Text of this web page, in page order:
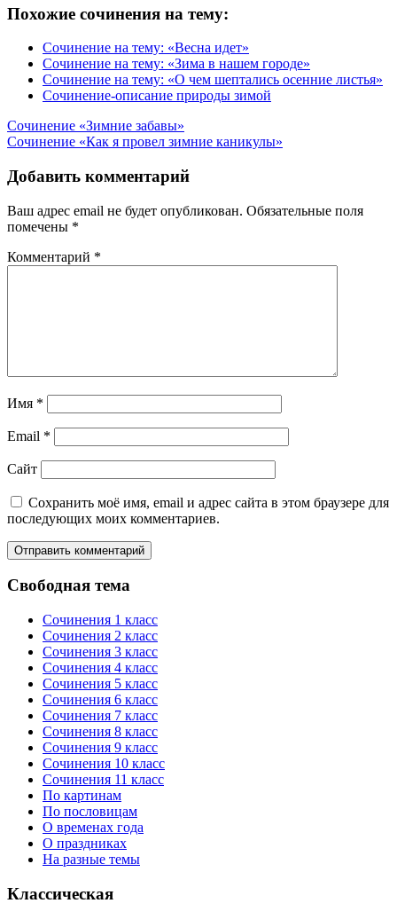
Похожие сочинения на тему:
Сочинение на тему: «Весна идет»
Сочинение на тему: «Зима в нашем городе»
Сочинение на тему: «О чем шептались осенние листья»
Сочинение-описание природы зимой
Навигация
по
записям
Сочинение «Зимние забавы»
Сочинение «Как я провел зимние каникулы»
Добавить комментарий
Ваш адрес email не будет опубликован. Обязательные поля
помечены *
Комментарий *
Имя *
Email *
Сайт
Сохранить моё имя, email и адрес сайта в этом браузере для
последующих моих комментариев.
Свободная тема
Сочинения 1 класс
Сочинения 2 класс
Сочинения 3 класс
Сочинения 4 класс
Сочинения 5 класс
Сочинения 6 класс
Сочинения 7 класс
Сочинения 8 класс
Сочинения 9 класс
Сочинения 10 класс
Сочинения 11 класс
По картинам
По пословицам
О временах года
О праздниках
На разные темы
Классическая